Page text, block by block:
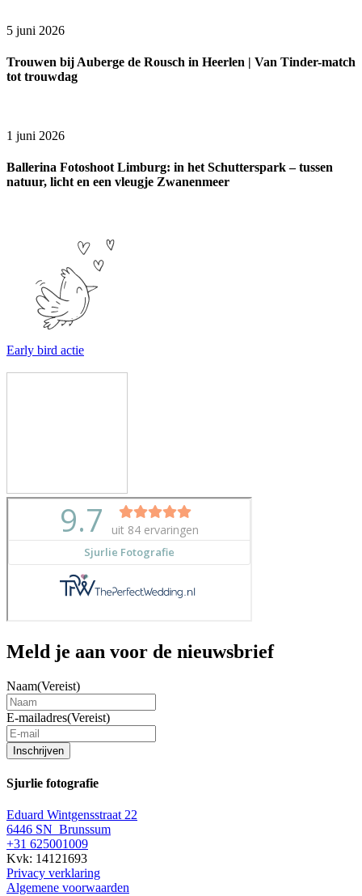
5 juni 2026
Trouwen bij Auberge de Rousch in Heerlen | Van Tinder-match
tot trouwdag
1 juni 2026
Ballerina Fotoshoot Limburg: in het Schutterspark – tussen
natuur, licht en een vleugje Zwanenmeer
Early bird actie
Meld je aan voor de nieuwsbrief
Naam(Vereist)
E-mailadres(Vereist)
Inschrijven
Sjurlie fotografie
Eduard Wintgensstraat 22
6446 SN Brunssum
+31 625001009
Kvk: 14121693
Privacy verklaring
Algemene voorwaarden